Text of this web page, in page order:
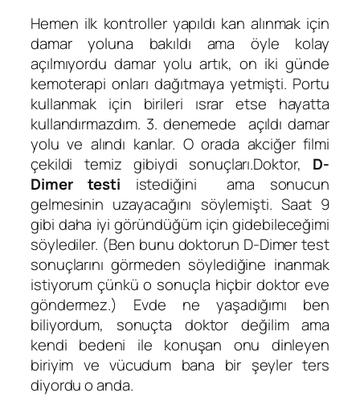
Hemen ilk kontroller yapıldı kan alınmak için
damar yoluna bakıldı ama öyle kolay
açılmıyordu damar yolu artık, on iki günde
kemoterapi onları dağıtmaya yetmişti. Portu
kullanmak için birileri ısrar etse hayatta
kullandırmazdım. 3. denemede açıldı damar
yolu ve alındı kanlar. O orada akciğer filmi
çekildi temiz gibiydi sonuçları.Doktor, D-
Dimer testi istediğini ama sonucun
gelmesinin uzayacağını söylemişti. Saat 9
gibi daha iyi göründüğüm için gidebileceğimi
söylediler. (Ben bunu doktorun D-Dimer test
sonuçlarını görmeden söylediğine inanmak
istiyorum çünkü o sonuçla hiçbir doktor eve
göndermez.) Evde ne yaşadığımı ben
biliyordum, sonuçta doktor değilim ama
kendi bedeni ile konuşan onu dinleyen
biriyim ve vücudum bana bir şeyler ters
diyordu o anda.